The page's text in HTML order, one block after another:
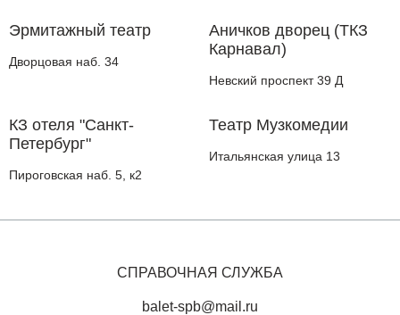
Эрмитажный театр
Дворцовая наб. 34
Аничков дворец (ТКЗ
Карнавал)
Невский проспект 39 Д
КЗ отеля "Санкт-
Петербург"
Пироговская наб. 5, к2
Театр Музкомедии
Итальянская улица 13
СПРАВОЧНАЯ СЛУЖБА
balet-spb@mail.ru